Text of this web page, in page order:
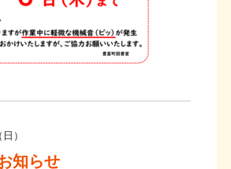
）
知らせ